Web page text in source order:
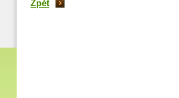
Zpět